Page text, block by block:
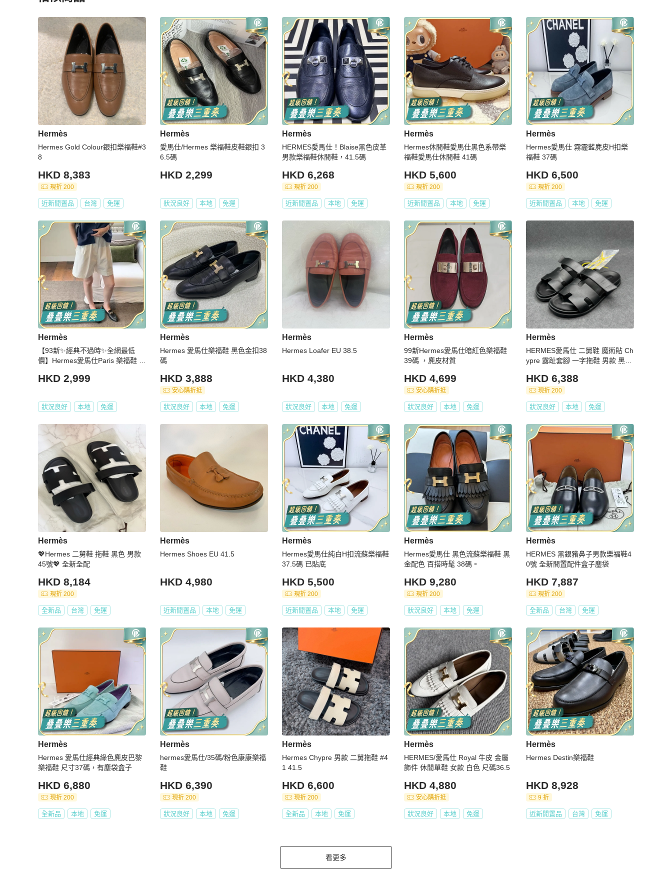
更多相似Hermès男鞋推薦精品
Hermès
Hermes Gold Colour銀扣樂福鞋#3
8
HKD 8,383
現折 200
近新閒置品 台灣 免運
Hermès
愛馬仕/Hermes 樂福鞋皮鞋銀扣 3
6.5碼
HKD 2,299
狀況良好 本地 免運
Hermès
HERMES愛馬仕！Blaise黑色皮革
男款樂福鞋休閒鞋，41.5碼
HKD 6,268
現折 200
近新閒置品 本地 免運
Hermès
Hermes休閒鞋愛馬仕黑色系帶樂
福鞋愛馬仕休閒鞋 41碼
HKD 5,600
現折 200
近新閒置品 本地 免運
Hermès
Hermes愛馬仕 霧霾藍麂皮H扣樂
福鞋 37碼
HKD 6,500
現折 200
近新閒置品 本地 免運
Hermès
【93新✨經典不過時✨全網最低
價】Hermes愛馬仕Paris 樂福鞋 黑
HKD 2,999
狀況良好 本地 免運
Hermès
Hermes 愛馬仕樂福鞋 黑色金扣38
碼
HKD 3,888
安心購折抵
狀況良好 本地 免運
Hermès
Hermes Loafer EU 38.5
HKD 4,380
狀況良好 本地 免運
Hermès
99新Hermes愛馬仕暗紅色樂福鞋
39碼 ，麂皮材質
HKD 4,699
安心購折抵
狀況良好 本地 免運
Hermès
HERMES愛馬仕 二舅鞋 魔術貼 Ch
ypre 露趾套腳 一字拖鞋 男款 黑色
HKD 6,388
現折 200
狀況良好 本地 免運
Hermès
💖Hermes 二舅鞋 拖鞋 黑色 男款
45號💖 全新全配
HKD 8,184
現折 200
全新品 台灣 免運
Hermès
Hermes Shoes EU 41.5
HKD 4,980
近新閒置品 本地 免運
Hermès
Hermes愛馬仕純白H扣流蘇樂福鞋
37.5碼 已貼底
HKD 5,500
現折 200
近新閒置品 本地 免運
Hermès
Hermes愛馬仕 黑色流蘇樂福鞋 黑
金配色 百搭時髦 38碼。
HKD 9,280
現折 200
狀況良好 本地 免運
Hermès
HERMES 黑銀豬鼻子男款樂福鞋4
0號 全新閒置配件盒子塵袋
HKD 7,887
現折 200
全新品 台灣 免運
Hermès
Hermes 愛馬仕經典綠色麂皮巴黎
樂福鞋 尺寸37碼，有塵袋盒子
HKD 6,880
現折 200
全新品 本地 免運
Hermès
hermes愛馬仕/35碼/粉色康康樂福
鞋
HKD 6,390
現折 200
狀況良好 本地 免運
Hermès
Hermes Chypre 男款 二舅拖鞋 #4
1 41.5
HKD 6,600
現折 200
全新品 本地 免運
Hermès
HERMES/愛馬仕 Royal 牛皮 金屬
飾件 休閒單鞋 女款 白色 尺碼36.5
HKD 4,880
安心購折抵
狀況良好 本地 免運
Hermès
Hermes Destin樂福鞋
HKD 8,928
9 折
近新閒置品 台灣 免運
看更多